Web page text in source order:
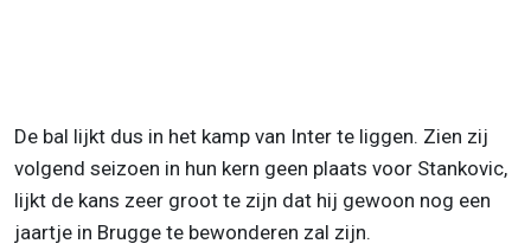
De bal lijkt dus in het kamp van Inter te liggen. Zien zij
volgend seizoen in hun kern geen plaats voor Stankovic,
lijkt de kans zeer groot te zijn dat hij gewoon nog een
jaartje in Brugge te bewonderen zal zijn.